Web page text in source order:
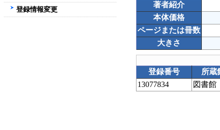
著者紹介
本体価格
ページまたは冊数
大きさ
登録番号
所蔵
13077834
図書館
登録情報変更